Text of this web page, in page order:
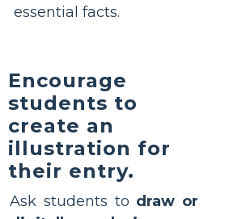
essential facts.
Encourage
students to
create an
illustration for
their entry.
Ask students to draw or